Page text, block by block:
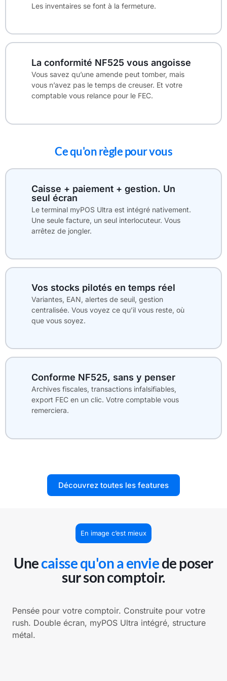
Les inventaires se font à la fermeture.
La conformité NF525 vous angoisse
Vous savez qu’une amende peut tomber, mais
vous n’avez pas le temps de creuser. Et votre
comptable vous relance pour le FEC.
Ce qu'on règle pour vous
Caisse + paiement + gestion. Un
seul écran
Le terminal myPOS Ultra est intégré nativement.
Une seule facture, un seul interlocuteur. Vous
arrêtez de jongler.
Vos stocks pilotés en temps réel
Variantes, EAN, alertes de seuil, gestion
centralisée. Vous voyez ce qu’il vous reste, où
que vous soyez.
Conforme NF525, sans y penser
Archives fiscales, transactions infalsifiables,
export FEC en un clic. Votre comptable vous
remerciera.
Découvrez toutes les features
En image c’est mieux
Unecaisse qu'on a enviede poser
sur son comptoir.
Pensée pour votre comptoir. Construite pour votre
rush. Double écran, myPOS Ultra intégré, structure
métal.